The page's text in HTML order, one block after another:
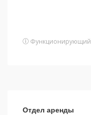
Функционирующий
Отдел аренды